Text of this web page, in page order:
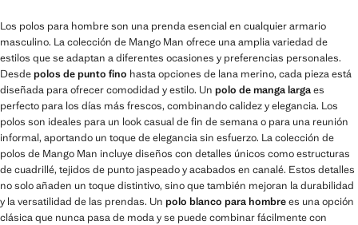
Los polos para hombre son una prenda esencial en cualquier armario
masculino. La colección de Mango Man ofrece una amplia variedad de
estilos que se adaptan a diferentes ocasiones y preferencias personales.
Desdepolos de punto fino hasta opciones de lana merino, cada pieza está
diseñada para ofrecer comodidad y estilo. Un polo de manga largaes
perfecto para los días más frescos, combinando calidez y elegancia. Los
polos son ideales para un look casual de fin de semana o para una reunión
informal, aportando un toque de elegancia sin esfuerzo. La colección de
polos de Mango Man incluye diseños con detalles únicos como estructuras
de cuadrillé, tejidos de punto jaspeado y acabados en canalé. Estos detalles
no solo añaden un toque distintivo, sino que también mejoran la durabilidad
y la versatilidad de las prendas. Un polo blanco para hombrees una opción
clásica que nunca pasa de moda y se puede combinar fácilmente con